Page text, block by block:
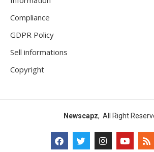
Compliance
GDPR Policy
Sell informations
Copyright
Newscapz, All Right